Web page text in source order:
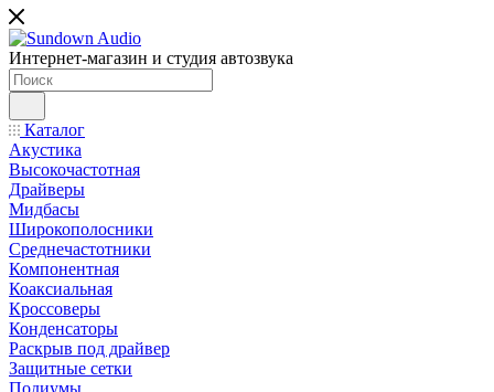
Интернет-магазин и студия автозвука
Каталог
Акустика
Высокочастотная
Драйверы
Мидбасы
Широкополосники
Среднечастотники
Компонентная
Коаксиальная
Кроссоверы
Конденсаторы
Раскрыв под драйвер
Защитные сетки
Подиумы